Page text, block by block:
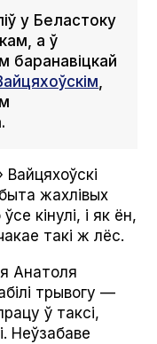
у Беластоку
а ў
баранавіцкай
,
жахлівых
кінулі, і як ён,
такі ж лёс.
Анатоля
трывогу —
ў таксі,
Неўзабаве